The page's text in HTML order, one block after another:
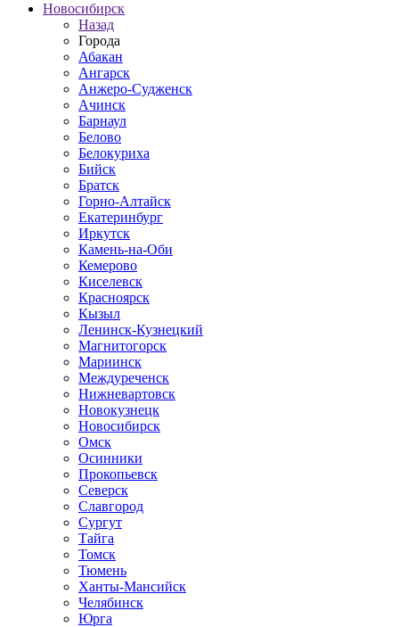
Новосибирск
Назад
Города
Абакан
Ангарск
Анжеро-Судженск
Ачинск
Барнаул
Белово
Белокуриха
Бийск
Братск
Горно-Алтайск
Екатеринбург
Иркутск
Камень-на-Оби
Кемерово
Киселевск
Красноярск
Кызыл
Ленинск-Кузнецкий
Магнитогорск
Мариинск
Междуреченск
Нижневартовск
Новокузнецк
Новосибирск
Омск
Осинники
Прокопьевск
Северск
Славгород
Сургут
Тайга
Томск
Тюмень
Ханты-Мансийск
Челябинск
Юрга